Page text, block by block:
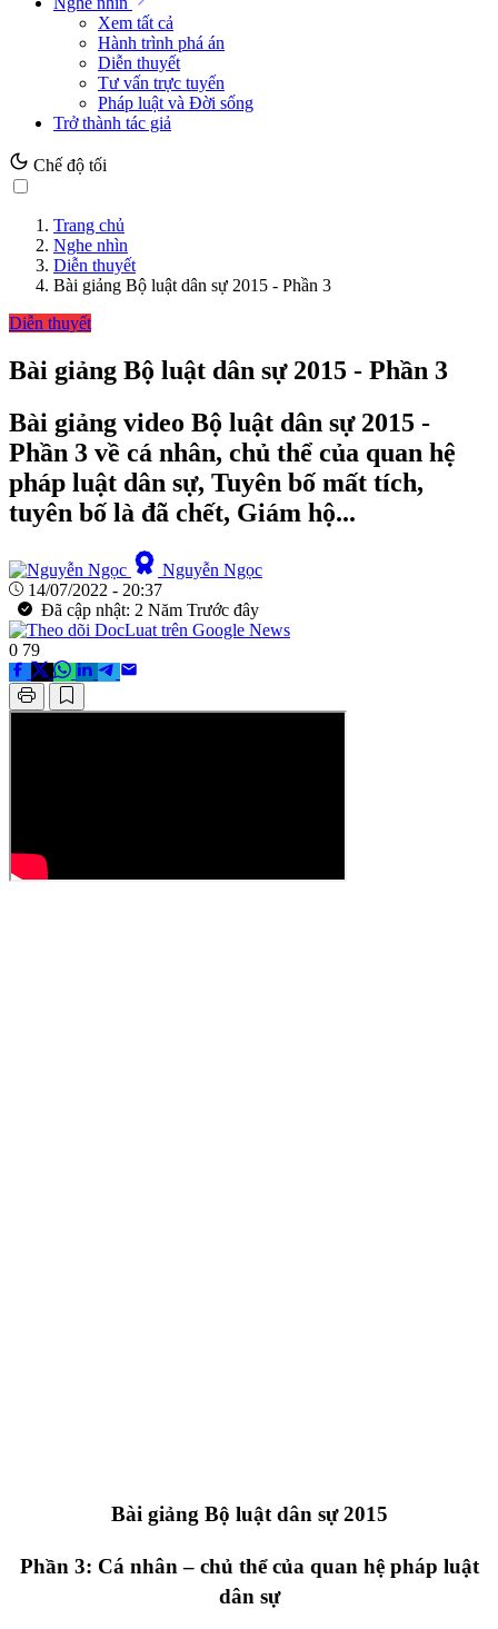
Xem tất cả
Hành trình phá án
Diễn thuyết
Tư vấn trực tuyến
Pháp luật và Đời sống
Trở thành tác giả
Chế độ tối
Trang chủ
Nghe nhìn
Diễn thuyết
Bài giảng Bộ luật dân sự 2015 - Phần 3
Diễn thuyết
Bài giảng Bộ luật dân sự 2015 - Phần 3
Bài giảng video Bộ luật dân sự 2015 -
Phần 3 về cá nhân, chủ thể của quan hệ
pháp luật dân sự, Tuyên bố mất tích,
tuyên bố là đã chết, Giám hộ...
Nguyễn Ngọc
14/07/2022 - 20:37
Đã cập nhật: 2 Năm Trước đây
0 79
Bài giảng Bộ luật dân sự 2015
Phần 3: Cá nhân – chủ thể của quan hệ pháp luật
dân sự